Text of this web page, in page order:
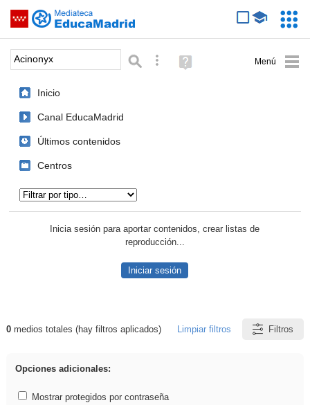
Saltar navegación
Palabra o frase: Búsqueda avanzada
Ayuda
(en
Inicio
Canal EducaMadrid
Últimos contenidos
Centros
Inicia sesión para aportar contenidos, crear listas de
reproducción...
Iniciar sesión
Resultados de: Acinonyx
0medios totales (hay filtros aplicados) Limpiar filtros Filtros
Opciones adicionales:
Mostrar protegidos por contraseña